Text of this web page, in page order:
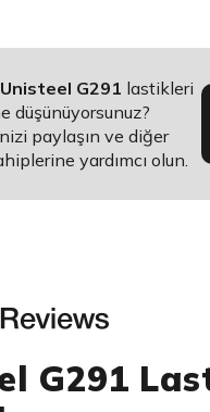
G291 lastikleri
düşünüyorsunuz?
paylaşın ve diğer
yardımcı olun.
G291